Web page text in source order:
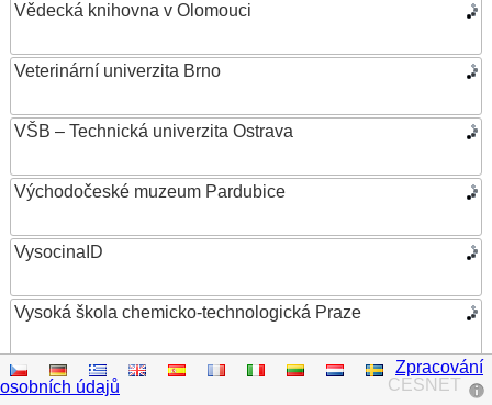
Vědecká knihovna v Olomouci
Veterinární univerzita Brno
VŠB – Technická univerzita Ostrava
Východočeské muzeum Pardubice
VysocinaID
Vysoká škola chemicko-technologická Praze
Vysoká škola ekonomická v Praze
CESNET
Zpracování
osobních údajů